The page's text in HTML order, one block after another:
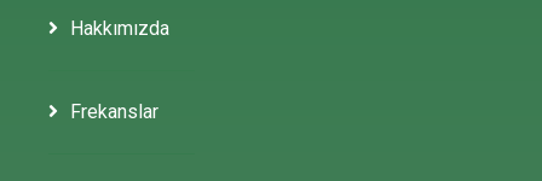
Hakkımızda
Frekanslar